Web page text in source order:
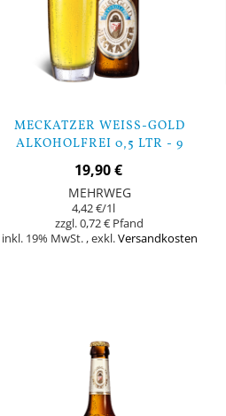
MECKATZER WEISS-GOLD
ALKOHOLFREI 0,5 LTR - 9
FLASCHEN
19,90 €
MEHRWEG
4,42 €/1l
0,72 €
inkl. 19% MwSt. ,exkl.Versandkosten